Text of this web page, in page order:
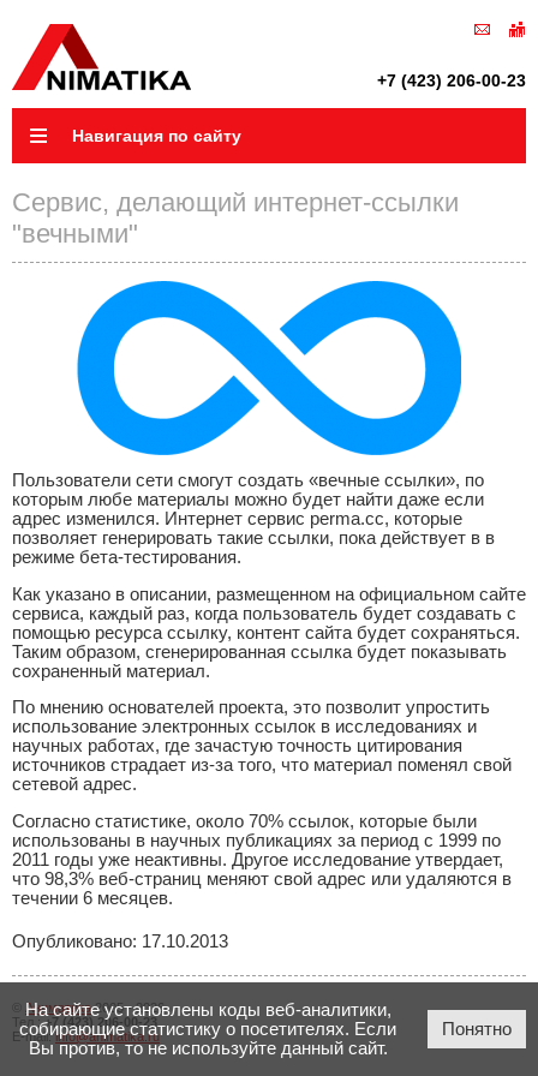
+7 (423) 206-00-23
Навигация по сайту
Сервис, делающий интернет-ссылки
"вечными"
Пользователи сети смогут создать «вечные ссылки», по
которым любе материалы можно будет найти даже если
адрес изменился. Интернет сервис perma.cc, которые
позволяет генерировать такие ссылки, пока действует в в
режиме бета-тестирования.
Как указано в описании, размещенном на официальном сайте
сервиса, каждый раз, когда пользователь будет создавать с
помощью ресурса ссылку, контент сайта будет сохраняться.
Таким образом, сгенерированная ссылка будет показывать
сохраненный материал.
По мнению основателей проекта, это позволит упростить
использование электронных ссылок в исследованиях и
научных работах, где зачастую точность цитирования
источников страдает из-за того, что материал поменял свой
сетевой адрес.
Согласно статистике, около 70% ссылок, которые были
использованы в научных публикациях за период с 1999 по
2011 годы уже неактивны. Другое исследование утвердает,
что 98,3% веб-страниц меняют свой адрес или удаляются в
течении 6 месяцев.
Опубликовано: 17.10.2013
Аниматика2005 - 2026
Тел.:+7 (423) 206-00-23
E-mail:info@animatika.ru
На сайте установлены коды веб-аналитики,
собирающие статистику о посетителях. Если
Вы против, то не используйте данный сайт.
Понятно